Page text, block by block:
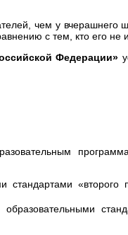
чем у вчерашнего
с тем, кто его не
Федерации»
стандартами «второго